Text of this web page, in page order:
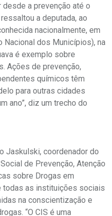
a prevenção até o
a deputada, ao
nacionalmente, em
Nacional dos Municípios), na
é exemplo sobre
Ações de prevenção,
químicos têm
para outras cidades
ano”, diz um trecho do
Jaskulski, coordenador do
de Prevenção, Atenção
sobre Drogas em
todas as instituições sociais
na conscientização e
“O CIS é uma